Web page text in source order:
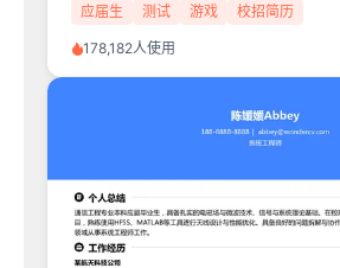
应届生 测试 游戏 校招简历
178,182人使用